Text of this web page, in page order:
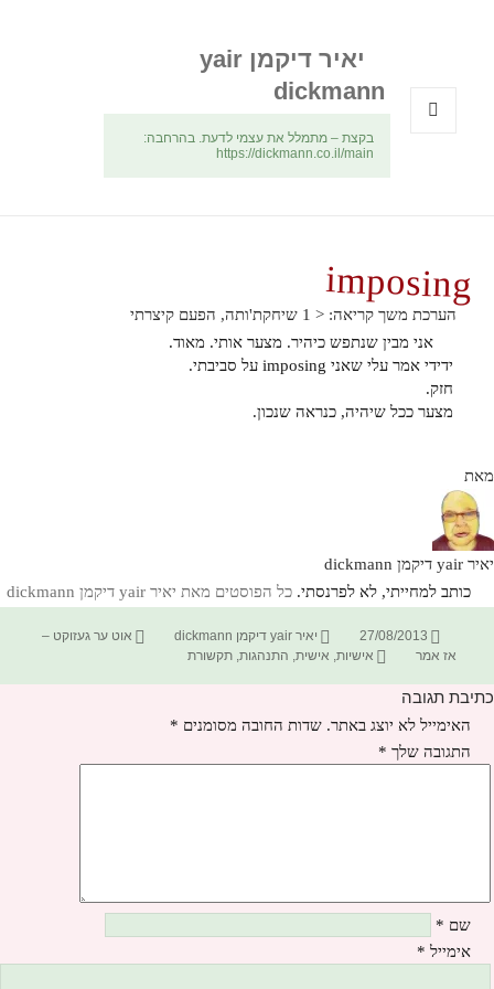
יאיר דיקמן yair
dickmann
בקצת – מתמלל את עצמי לדעת. בהרחבה:
https://dickmann.co.il/main
imposing
הערכת משך קריאה: < 1
שיחקת'ותה, הפעם קיצרתי
אני מבין שנתפש כיהיר. מצער אותי. מאוד.
ידידי אמר עלי שאני imposing על סביבתי.
חזק.
מצער ככל שיהיה, כנראה שנכון.
מאת
יאיר yair דיקמן dickmann
כותב למחייתי, לא לפרנסתי. כל הפוסטים מאת יאיר yair דיקמן dickmann‏
פורסם
בתאריך
27/08/2013 מחבר
יאיר yair דיקמן dickmann קטגוריות
אוט ער געזוקט –
אז אמר
תגיות
אישיות, אישית, התנהגות,תקשורת
כתיבת תגובה
האימייל לא יוצג באתר. שדות החובה מסומנים *
התגובה שלך *
שם *
אימייל *